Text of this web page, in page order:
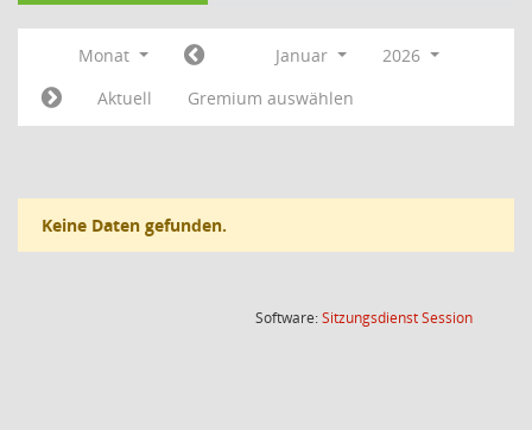
Monat Januar
2026
Aktuell
Gremium auswählen
Keine Daten gefunden.
Software:SitzungsdienstSession(Wird in